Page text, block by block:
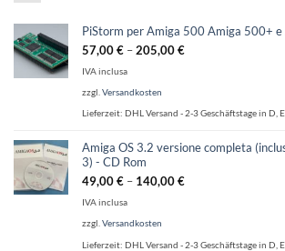
PiStorm per Amiga 500 Amiga 500+
57,00€ –205,00€
IVA inclusa
zzgl. Versandkosten
Lieferzeit: DHL Versand - 2-3 Geschäftstage in D,
Amiga OS 3.2 versione completa
3) - CD Rom
49,00€ – 140,00€
IVA inclusa
zzgl.Versandkosten
Lieferzeit: DHL Versand - 2-3 Geschäftstage in D,